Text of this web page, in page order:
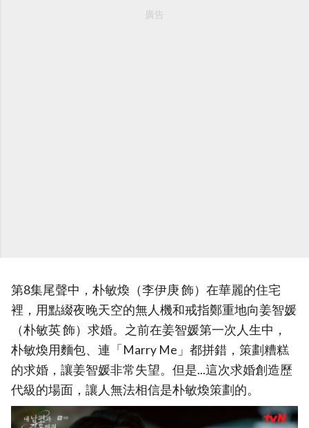
廣告
第8集尾聲中，朴敏煥（李伊庚 飾）在華麗的住宅
裡，用點綴夜晚天空的無人機和戒指鄭重地向姜智媛
（朴敏英 飾）求婚。之前在姜智媛第一次人生中，
朴敏煥用麵包、連「Marry Me」都拼錯，策劃糟糕
的求婚，讓姜智媛非常失望。但是...這次求婚創造歷
代級的場面，讓人無法相信是朴敏煥策劃的。